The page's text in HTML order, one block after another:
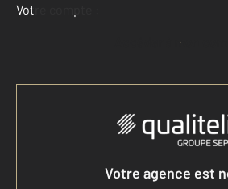
Votre compte :
Accéder à mon
Votre agence est